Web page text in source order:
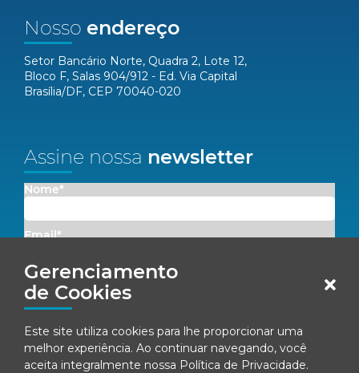
Gerenciamento
de Cookies
Este site utiliza cookies para lhe proporcionar uma
melhor experiência. Ao continuar navegando, você
aceita integralmente nossa Política de Privacidade.
Nosso endereço
Setor Bancário Norte, Quadra 2, Lote 12,
Bloco F, Salas 904/912 - Ed. Via Capital
Brasília/DF, CEP 70040-020
Assine nossa newsletter
Nome*
Email*
Concordo em receber comunicações da Fenacon.
Ao se inscrever, você concorda com nossaPolítica de Privacidade